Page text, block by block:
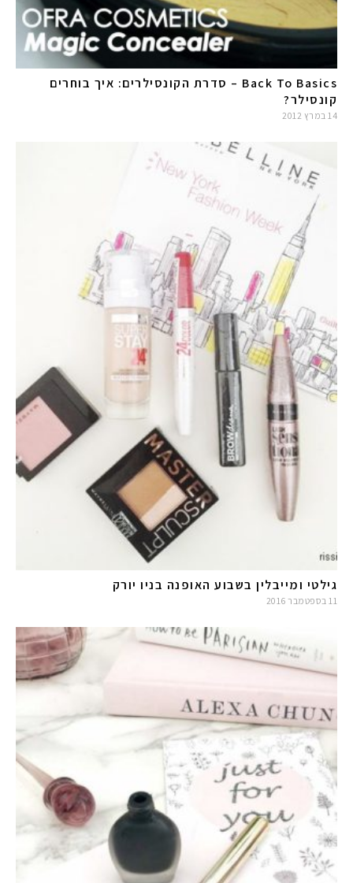
Back To Basics – סדרת הקונסילרים: איך בוחרים
קונסילר?
14 במרץ 2012
גילטי ומייבלין בשבוע האופנה בניו יורק
11 בספטמבר 2016